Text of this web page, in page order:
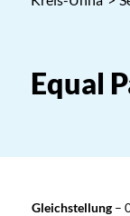
Equal
Gleichstellung–